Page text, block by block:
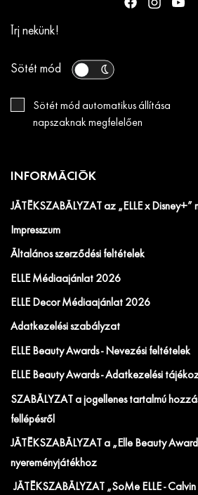
Írj nekünk!
Sötét mód
Sötét mód automatikus állítása
napszaknak megfelelően
INFORMÁCIÓK
JÁTÉKSZABÁLYZAT az „ELLE x
Impresszum
Általános szerződési feltételek
ELLE Médiaajánlat 2026
ELLE Decor Médiaajánlat 2026
Adatkezelési szabályzat
ELLE Beauty Awards - Nevezési feltételek
ELLE Beauty Awards - Adatkezelési
SZABÁLYZAT a jogellenes tartalmú
fellépésről
JÁTÉKSZABÁLYZAT a „Elle Beauty
nyereményjátékhoz
JÁTÉKSZABÁLYZAT „SoMe ELLE - Calvin